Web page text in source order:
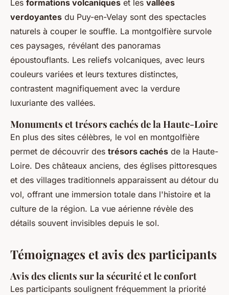
Les formations volcaniques et les vallées
verdoyantes du Puy-en-Velay sont des spectacles
naturels à couper le souffle. La montgolfière survole
ces paysages, révélant des panoramas
époustouflants. Les reliefs volcaniques, avec leurs
couleurs variées et leurs textures distinctes,
contrastent magnifiquement avec la verdure
luxuriante des vallées.
Monuments et trésors cachés de la Haute-Loire
En plus des sites célèbres, le vol en montgolfière
permet de découvrir des trésors cachés de la Haute-
Loire. Des châteaux anciens, des églises pittoresques
et des villages traditionnels apparaissent au détour du
vol, offrant une immersion totale dans l'histoire et la
culture de la région. La vue aérienne révèle des
détails souvent invisibles depuis le sol.
Témoignages et avis des participants
Avis des clients sur la sécurité et le confort
Les participants soulignent fréquemment la priorité